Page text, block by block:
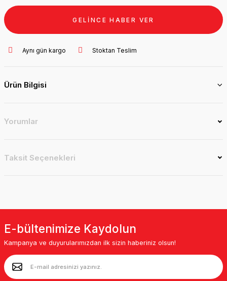
GELİNCE HABER VER
Aynı gün kargo Stoktan Teslim
Ürün Bilgisi
Yorumlar
Taksit Seçenekleri
E-bültenimize Kaydolun
Kampanya ve duyurularımızdan ilk sizin haberiniz olsun!